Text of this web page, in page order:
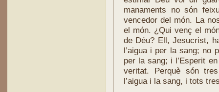
manaments no són
vencedor del món. La
el món. ¿Qui venç el
de Déu? Ell, Jesucrist,
l’aigua i per la sang; no
per la sang; i l’Esperit
veritat. Perquè són
l’aigua i la sang, i tots